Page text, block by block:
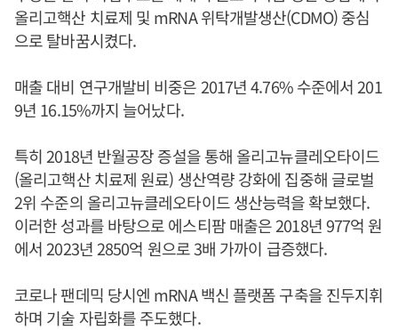
올리고핵산 치료제 및 mRNA 위탁개발생산(CDMO) 중심
으로 탈바꿈시켰다.
매출 대비 연구개발비 비중은 2017년 4.76% 수준에서 201
9년 16.15%까지 늘어났다.
특히 2018년 반월공장 증설을 통해 올리고뉴클레오타이드
(올리고핵산 치료제 원료) 생산역량 강화에 집중해 글로벌
2위 수준의 올리고뉴클레오타이드 생산능력을 확보했다.
이러한 성과를 바탕으로 에스티팜 매출은 2018년 977억 원
에서 2023년 2850억 원으로 3배 가까이 급증했다.
코로나 팬데믹 당시엔 mRNA 백신 플랫폼 구축을 진두지휘
하며 기술 자립화를 주도했다.